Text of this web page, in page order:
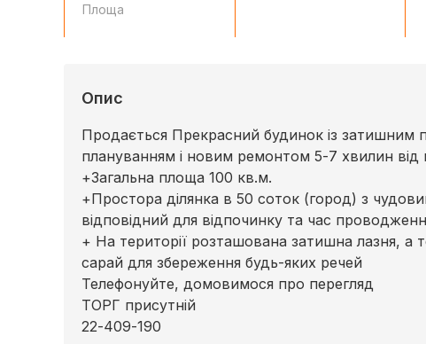
Площа
Опис
Продається Прекрасний будинок із затишним
плануванням і новим ремонтом 5-7 хвилин від
+Загальна площа 100 кв.м.
+Простора ділянка в 50 соток (город) з
відповідний для відпочинку та час
+ На території розташована затишна лазня, а
сарай для збереження будь-яких речей
Телефонуйте, домовимося про перегляд
ТОРГ присутній
22-409-190